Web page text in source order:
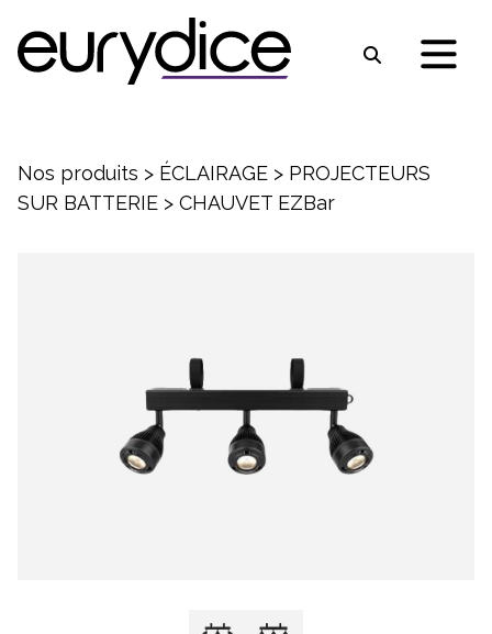
Nos produits > ÉCLAIRAGE > PROJECTEURS
SUR BATTERIE > CHAUVET EZBar